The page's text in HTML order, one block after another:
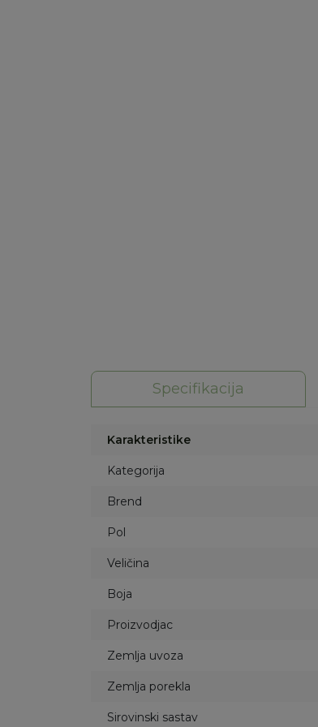
Specifikacija
Karakteristike
Kategorija
Brend
Pol
Veličina
Boja
Proizvodjac
Zemlja uvoza
Zemlja porekla
Sirovinski sastav